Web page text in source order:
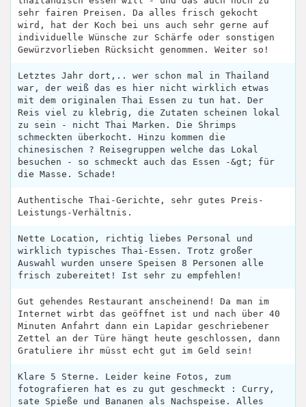
sehr fairen Preisen. Da alles frisch gekocht
wird, hat der Koch bei uns auch sehr gerne auf
individuelle Wünsche zur Schärfe oder sonstigen
Gewürzvorlieben Rücksicht genommen. Weiter so!
Letztes Jahr dort,.. wer schon mal in Thailand
war, der weiß das es hier nicht wirklich etwas
mit dem originalen Thai Essen zu tun hat. Der
Reis viel zu klebrig, die Zutaten scheinen lokal
zu sein - nicht Thai Marken. Die Shrimps
schmeckten überkocht. Hinzu kommen die
chinesischen ? Reisegruppen welche das Lokal
besuchen - so schmeckt auch das Essen -&gt; für
die Masse. Schade!
Authentische Thai-Gerichte, sehr gutes Preis-
Leistungs-Verhältnis.
Nette Location, richtig liebes Personal und
wirklich typisches Thai-Essen. Trotz großer
Auswahl wurden unsere Speisen 8 Personen alle
frisch zubereitet! Ist sehr zu empfehlen!
Gut gehendes Restaurant anscheinend! Da man im
Internet wirbt das geöffnet ist und nach über 40
Minuten Anfahrt dann ein Lapidar geschriebener
Zettel an der Türe hängt heute geschlossen, dann
Gratuliere ihr müsst echt gut im Geld sein!
Klare 5 Sterne. Leider keine Fotos, zum
fotografieren hat es zu gut geschmeckt : Curry,
sate Spieße und Bananen als Nachspeise. Alles